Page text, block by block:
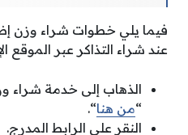
فيما يلي خطوات شراء وزن
عند شراء التذاكر عبر الموقع
الذهاب إلى خدمة شراء
“من هنا“.
النقر على الرابط المدرج.